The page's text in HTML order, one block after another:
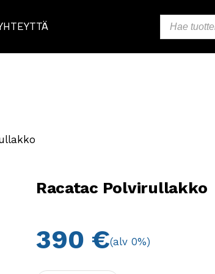
PRODUCTS
SEARCH
Racatac Polvirullakko
390 €(alv 0%)